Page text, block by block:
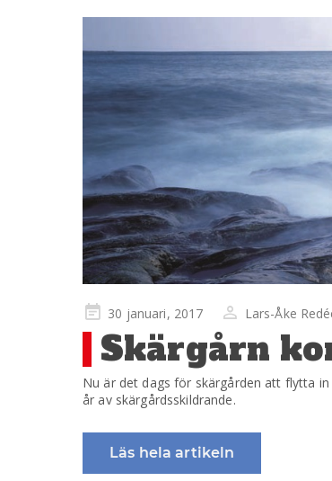
Publicerad
på
30 januari, 2017 Lars-Åke
Skärgårn
Nu är det dags för skärgården att flytta
år av skärgårdsskildrande.
Läs hela artikeln